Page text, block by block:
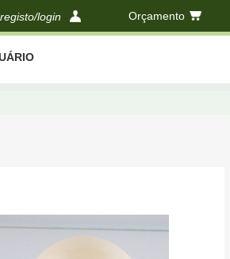
registo/login Orçamento